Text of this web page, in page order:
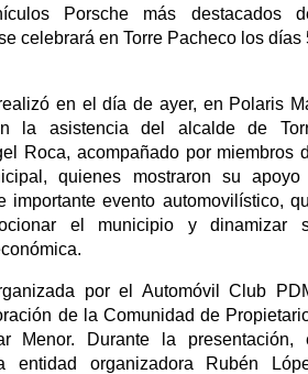
Porsche más destacados
celebrará en Torre Pacheco los días
en el día de ayer, en Polaris
la asistencia del alcalde de
Roca, acompañado por miembros
quienes mostraron su
importante evento automovilístico,
el municipio y dinamizar
por el Automóvil Club
de la Comunidad de
Menor. Durante la presentación,
entidad organizadora Rubén